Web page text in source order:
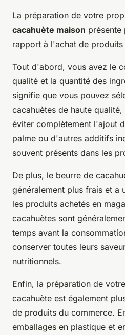
La préparation de votre
cacahuète maison présente
rapport à l'achat de
Tout d'abord, vous avez le
qualité et la quantité des
signifie que vous pouvez
cacahuètes de haute
éviter complètement l'ajout
palme ou d'autres additifs
souvent présents dans les
De plus, le beurre de
généralement plus frais et a
les produits achetés en
cacahuètes sont
temps avant la
conserver toutes leurs
nutritionnels.
Enfin, la préparation de
cacahuète est également
de produits du commerce.
emballages en plastique et